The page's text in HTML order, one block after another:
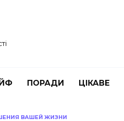
ПОРАДИ ЦІКАВЕ
ВАШЕЙ ЖИЗНИ